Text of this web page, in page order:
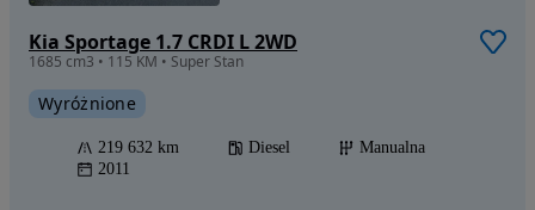
Kia Sportage 1.7 CRDI L 2WD
1685 cm3 • 115 KM • Super Stan
Wyróżnione
219 632 km Diesel
Manualna
2011